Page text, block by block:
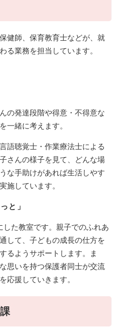
健師、保育教育士などが、就
る業務を担当しています。
の発達段階や得意・不得意な
一緒に考えます。
語聴覚士・作業療法士による
さんの様子を見て、どんな場
な手助けがあれば生活しやす
施しています。
と」
た教室です。親子でのふれあ
して、子どもの成長の仕方を
るようサポートします。ま
思いを持つ保護者同士が交流
応援していきます。